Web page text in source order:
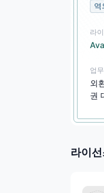
역
라
업
외
권
라이